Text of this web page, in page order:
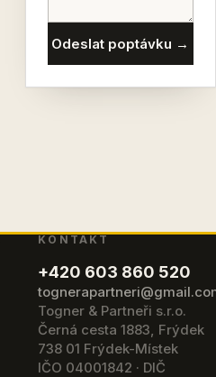
Odeslat poptávku →
KONTAKT
+420 603 860 520
Togner & Partneři s.r.o.
Černá cesta 1883, Frýdek
738 01 Frýdek-Místek
IČO 04001842 · DIČ